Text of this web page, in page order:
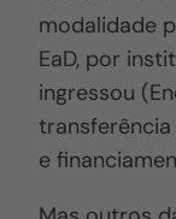
modalidade
EaD, por
ingressou
e